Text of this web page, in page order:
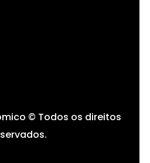
© Todos os direitos